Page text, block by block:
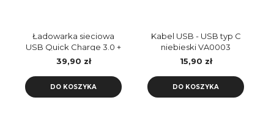
Ładowarka sieciowa
USB Quick Charge 3.0 +
PD 20W premium line
39,90 zł
DO KOSZYKA
Kabel USB - USB typ C
niebieski VA0003
VAYOX
15,90 zł
DO KOSZYKA